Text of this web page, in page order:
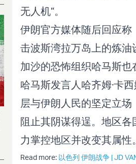
无人机”。
伊朗官方媒体随后回应称
击波斯湾拉万岛上的炼油
加沙的恐怖组织哈马斯也
哈马斯发言人哈齐姆·卡
层与伊朗人民的坚定立场
阻止其阴谋得逞。地区
力掌控地区并改变其属性
Read more: 以色列 伊朗战争 |JD